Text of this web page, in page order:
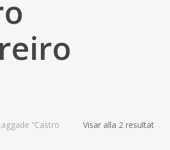
Visar alla 2 resultat
“Castro